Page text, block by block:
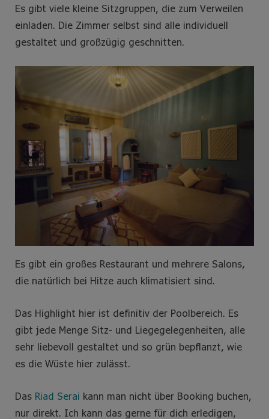
Es gibt viele kleine Sitzgruppen, die zum Verweilen
einladen. Die Zimmer selbst sind alle individuell
gestaltet und großzügig geschnitten.
Es gibt ein großes Restaurant und mehrere Salons,
die natürlich bei Hitze auch klimatisiert sind.
Das Highlight hier ist definitiv der Poolbereich. Es
gibt jede Menge Sitz- und Liegegelegenheiten, alle
sehr liebevoll gestaltet und so grün bepflanzt, wie
es die Wüste hier zulässt.
Das Riad Serai kann man nicht über Booking buchen,
nur direkt. Ich kann das gerne für dich erledigen,